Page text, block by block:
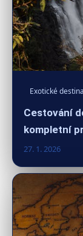
Exotické
Cestování
kompletní
27. 1. 2026